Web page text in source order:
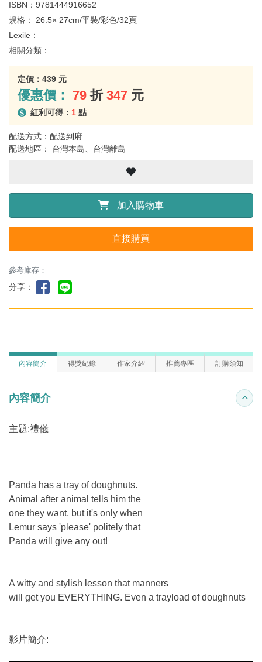
ISBN： 9781444916652
規格： 26.5× 27cm/平裝/彩色/32頁
Lexile：
相關分類：
定價： 439 元
優惠價： 79 折 347 元
紅利可得： 1 點
配送方式：配送到府
配送地區： 台灣本島、台灣離島
加入購物車
直接購買
參考庫存：
分享：
內容簡介 得獎紀錄 作家介紹 推薦專區 訂購須知
內容簡介 收合
主題:禮儀
Panda has a tray of doughnuts.
Animal after animal tells him the
one they want, but it's only when
Lemur says 'please' politely that
Panda will give any out!
A witty and stylish lesson that manners
will get you EVERYTHING. Even a trayload of doughnuts
影片簡介: